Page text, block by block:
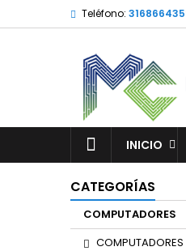
Teléfono:
INICIO
CATEGORÍAS
COMPUTADORES
COMPUTADORES